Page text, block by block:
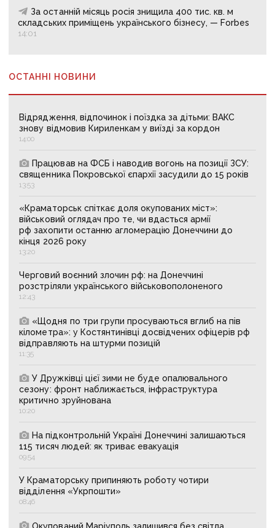
За останній місяць росія знищила 400 тис. кв. м
складських приміщень українського бізнесу, — Forbes
14:01
ОСТАННІ НОВИНИ
Відрядження, відпочинок і поїздка за дітьми: ВАКС
знову відмовив Кириленкам у виїзді за кордон
14:00
Працював на ФСБ і наводив вогонь на позиції ЗСУ:
священника Покровської єпархії засудили до 15 років
13:53
«Краматорськ спіткає доля окупованих міст»:
військовий оглядач про те, чи вдасться армії
рф захопити останню агломерацію Донеччини до
кінця 2026 року
13:20
Черговий воєнний злочин рф: на Донеччині
розстріляли українського військовополоненого
12:43
«Щодня по три групи просуваються вглиб на пів
кілометра»: у Костянтинівці досвідчених офіцерів рф
відправляють на штурми позицій
11:35
У Дружківці цієї зими не буде опалювального
сезону: фронт наближається, інфраструктура
критично зруйнована
10:20
На підконтрольній Україні Донеччині залишаються
115 тисяч людей: як триває евакуація
09:54
У Краматорську припиняють роботу чотири
відділення «Укрпошти»
08:46
Окупований Маріуполь залишився без світла